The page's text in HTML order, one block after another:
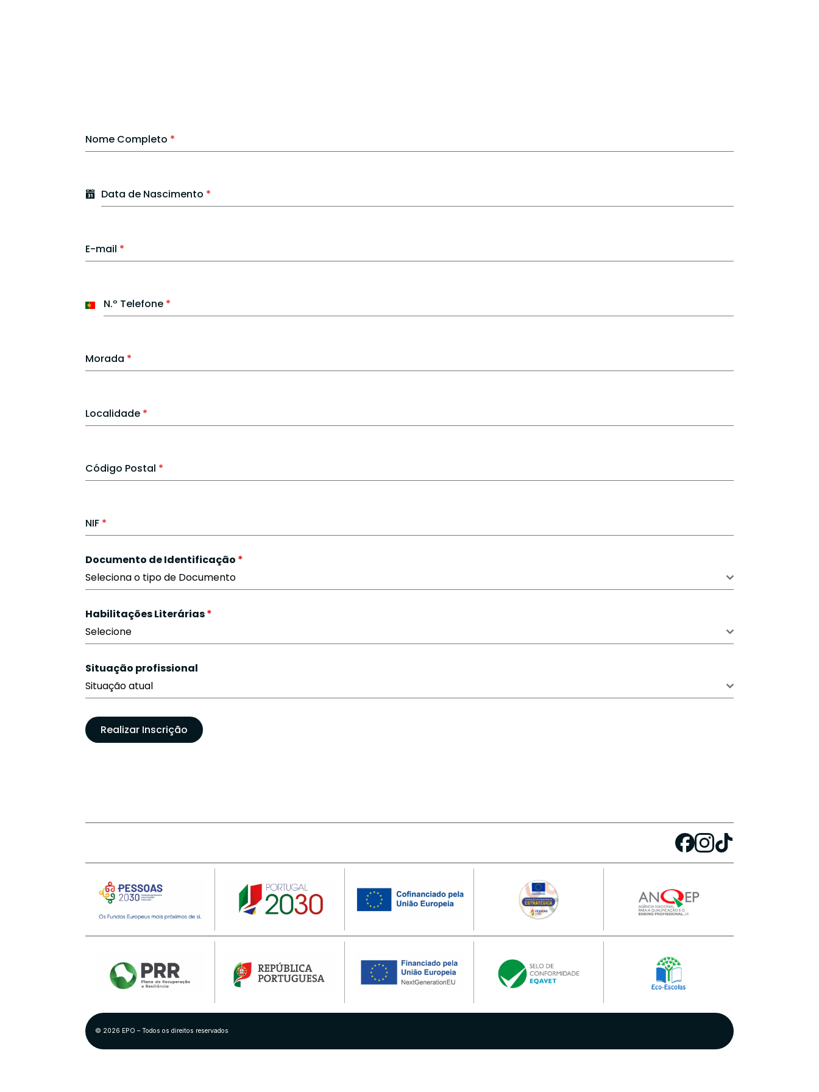
Nome Completo *
Data de Nascimento *
E-mail *
N.º Telefone *
Portugal
Morada *
Localidade *
Código Postal *
NIF *
Documento de Identificação *
Seleciona o tipo de Documento
Habilitações Literárias*
Selecione
Situação profissional
Situação atual
Realizar Inscrição
© 2026 EPO – Todos os direitos reservados